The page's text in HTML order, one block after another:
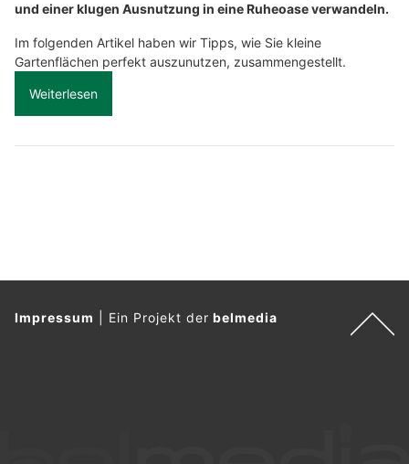
und einer klugen Ausnutzung in eine Ruheoase verwandeln.
Im folgenden Artikel haben wir Tipps, wie Sie kleine
Gartenflächen perfekt auszunutzen, zusammengestellt.
Weiterlesen
Impressum Ein Projekt derbelmedia